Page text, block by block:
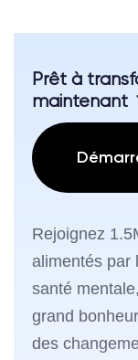
Prêt à
maintenant
Rejoignez
alimentés par
santé
grand
des